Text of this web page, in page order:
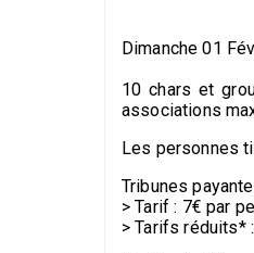
Dimanche 01
10 chars et
associations
Les personnes
Tribunes
> Tarif : 7€ par
> Tarifs réduits*